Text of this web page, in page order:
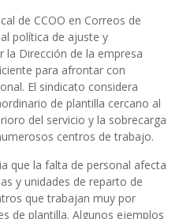
de CCOO en Correos de
política de ajuste y
Dirección de la empresa
para afrontar con
El sindicato considera
de plantilla cercano al
del servicio y la sobrecarga
centros de trabajo.
que la falta de personal afecta
y unidades de reparto de
que trabajan muy por
de plantilla. Algunos ejemplos